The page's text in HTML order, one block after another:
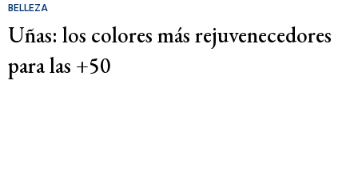
BELLEZA
Uñas: los colores más rejuvenecedores
para las +50